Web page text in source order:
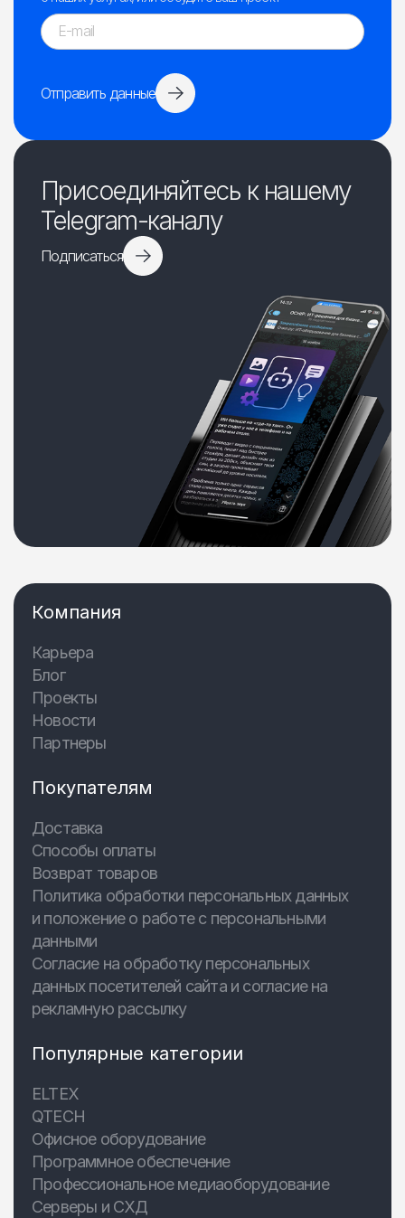
Отправить данные
Присоединяйтесь к нашему
Telegram-каналу
Подписаться
Компания
Карьера
Блог
Проекты
Новости
Партнеры
Покупателям
Доставка
Способы оплаты
Возврат товаров
Политика обработки персональных данных
и положение о работе с персональными
данными
Согласие на обработку персональных
данных посетителей сайта и согласие на
рекламную рассылку
Популярные категории
ELTEX
QTECH
Офисное оборудование
Программное обеспечение
Профессиональное медиаоборудование
Серверы и СХД